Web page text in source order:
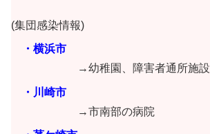
(集団感染情報)
・横浜市
→幼稚園、障害者通所施設
・川崎市
→市南部の病院